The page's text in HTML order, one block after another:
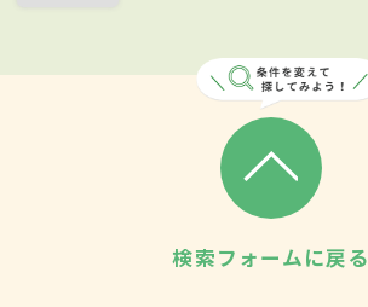
検索フォームに戻る